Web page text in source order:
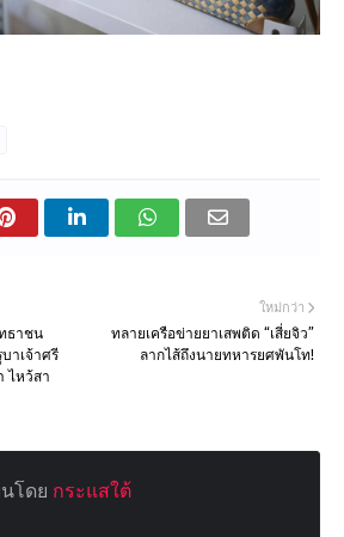
ใหม่กว่า
ทลายเครือข่ายยาเสพติด “เสี่ยจิว”
ลากไส้ถึงนายทหารยศพันโท!
ธาชน
าเจ้าศรี
ไหว้สา
นโดย กระแสใต้